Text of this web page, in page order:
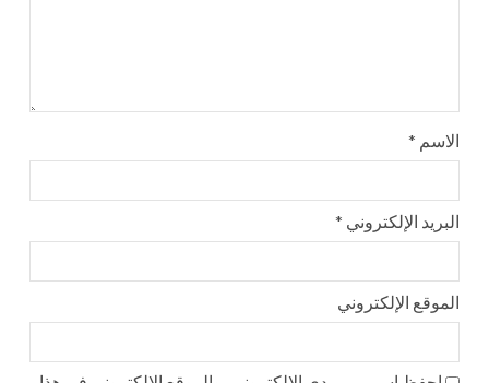
الاسم *
البريد الإلكتروني *
الموقع الإلكتروني